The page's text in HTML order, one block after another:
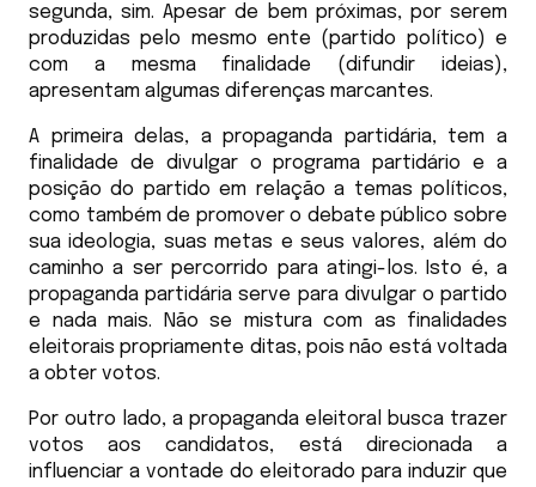
segunda, sim. Apesar de bem próximas, por serem
produzidas pelo mesmo ente (partido político) e
com a mesma finalidade (difundir ideias),
apresentam algumas diferenças marcantes.
A primeira delas, a propaganda partidária, tem a
finalidade de divulgar o programa partidário e a
posição do partido em relação a temas políticos,
como também de promover o debate público sobre
sua ideologia, suas metas e seus valores, além do
caminho a ser percorrido para atingi-los. Isto é, a
propaganda partidária serve para divulgar o partido
e nada mais. Não se mistura com as finalidades
eleitorais propriamente ditas, pois não está voltada
a obter votos.
Por outro lado, a propaganda eleitoral busca trazer
votos aos candidatos, está direcionada a
influenciar a vontade do eleitorado para induzir que